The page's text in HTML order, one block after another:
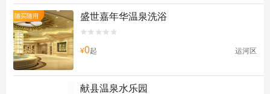
随买随用 盛世嘉年华温泉洗浴


¥0起 运河区
献县温泉水乐园